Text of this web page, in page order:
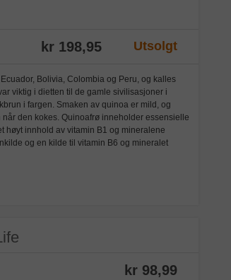
Utsolgt
kr 198,95
Bolivia, Colombia og Peru, og kalles
viktig i dietten til de gamle sivilisasjoner i
i fargen. Smaken av quinoa er mild, og
den kokes. Quinoafrø inneholder essensielle
høyt innhold av vitamin B1 og mineralene
og en kilde til vitamin B6 og mineralet
kr 98,99